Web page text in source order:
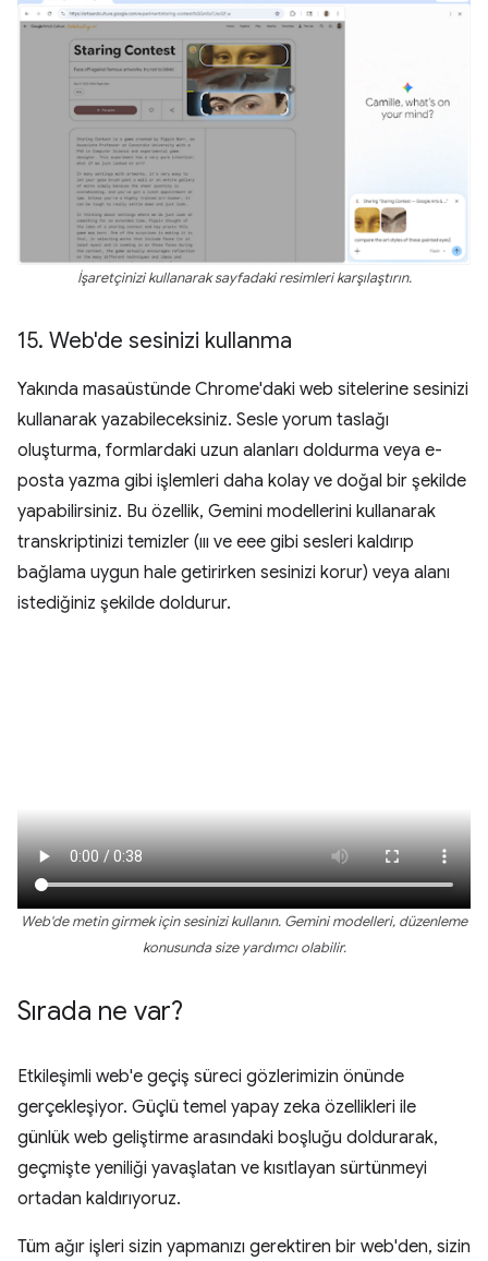
İşaretçinizi kullanarak sayfadaki resimleri karşılaştırın.
15. Web'de sesinizi kullanma
Yakında masaüstünde Chrome'daki web sitelerine sesinizi
kullanarak yazabileceksiniz. Sesle yorum taslağı
oluşturma, formlardaki uzun alanları doldurma veya e-
posta yazma gibi işlemleri daha kolay ve doğal bir şekilde
yapabilirsiniz. Bu özellik, Gemini modellerini kullanarak
transkriptinizi temizler (ııı ve eee gibi sesleri kaldırıp
bağlama uygun hale getirirken sesinizi korur) veya alanı
istediğiniz şekilde doldurur.
Web'de metin girmek için sesinizi kullanın. Gemini modelleri, düzenleme
konusunda size yardımcı olabilir.
Sırada ne var?
Etkileşimli web'e geçiş süreci gözlerimizin önünde
gerçekleşiyor. Güçlü temel yapay zeka özellikleri ile
günlük web geliştirme arasındaki boşluğu doldurarak,
geçmişte yeniliği yavaşlatan ve kısıtlayan sürtünmeyi
ortadan kaldırıyoruz.
Tüm ağır işleri sizin yapmanızı gerektiren bir web'den, sizin